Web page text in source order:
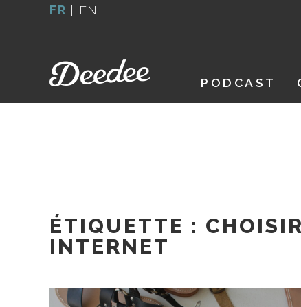
FR | EN
PODCAST
ÉTIQUETTE :
INTERNET